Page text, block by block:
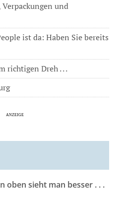
und
ist da: Haben Sie bereits
richtigen Dreh . . .
oben sieht man besser . . .